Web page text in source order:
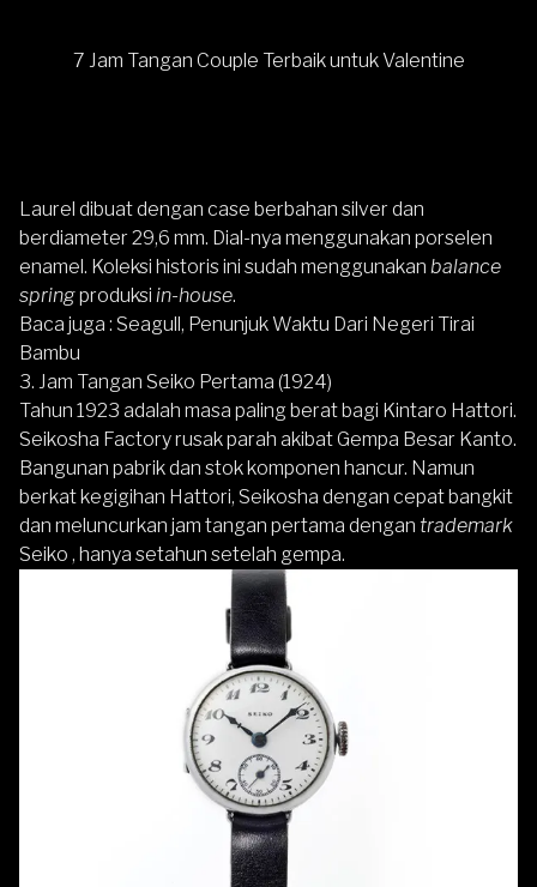
7 Jam Tangan Couple Terbaik untuk Valentine
Laurel dibuat dengan case berbahan silver dan
berdiameter 29,6 mm. Dial-nya menggunakan porselen
enamel. Koleksi historis ini sudah menggunakan balance
springproduksi in-house.
Baca juga : Seagull, Penunjuk Waktu Dari Negeri Tirai
Bambu
3. Jam Tangan Seiko Pertama (1924)
Tahun 1923 adalah masa paling berat bagi Kintaro Hattori.
Seikosha Factory rusak parah akibat Gempa Besar Kanto.
Bangunan pabrik dan stok komponen hancur. Namun
berkat kegigihan Hattori, Seikosha dengan cepat bangkit
dan meluncurkan jam tangan pertama dengan trademark
Seiko , hanya setahun setelah gempa.